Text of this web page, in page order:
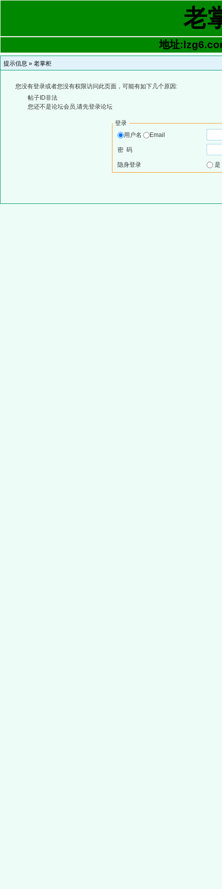
老
地址
提示信息 » 老掌柜
您没有登录或者您没有权限访问此页面，可能有如下几个原因:
帖子ID非法
您还不是论坛会员,请先登录论坛
登录
用户名
Email
密 码
隐身登录